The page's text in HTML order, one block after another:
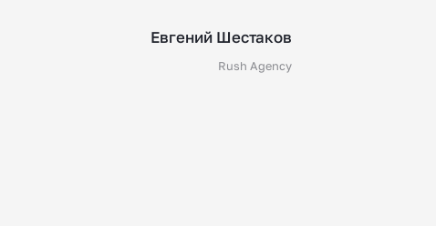
Евгений Шестаков
Rush Agency